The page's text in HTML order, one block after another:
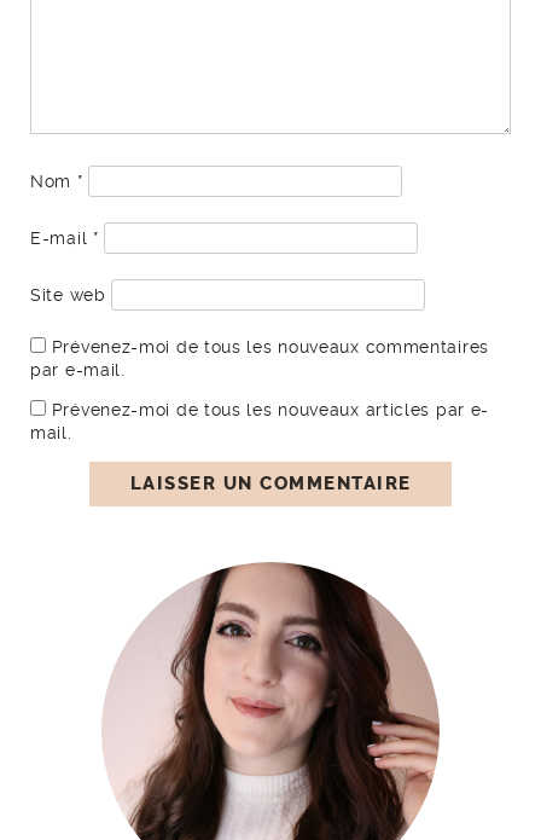
Nom *
E-mail *
Site web
Prévenez-moi de tous les nouveaux commentaires
par e-mail.
Prévenez-moi de tous les nouveaux articles par e-
mail.